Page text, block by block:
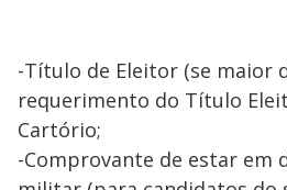
-Título de Eleitor (se maior
requerimento do Título
Cartório;
-Comprovante de estar em